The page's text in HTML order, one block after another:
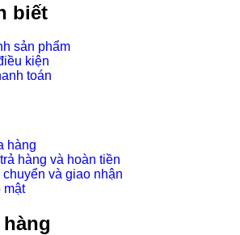
biết
sản phẩm
kiện
toán
hàng
hàng và hoàn tiền
và giao nhận
mật